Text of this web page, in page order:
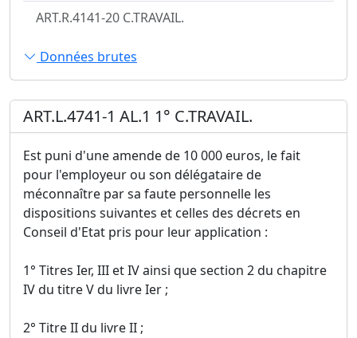
ART.R.4141-20 C.TRAVAIL.
Données brutes
ART.L.4741-1 AL.1 1° C.TRAVAIL.
Est puni d'une amende de 10 000 euros, le fait
pour l'employeur ou son délégataire de
méconnaître par sa faute personnelle les
dispositions suivantes et celles des décrets en
Conseil d'Etat pris pour leur application :
1° Titres Ier, III et IV ainsi que section 2 du chapitre
IV du titre V du livre Ier ;
2° Titre II du livre II ;